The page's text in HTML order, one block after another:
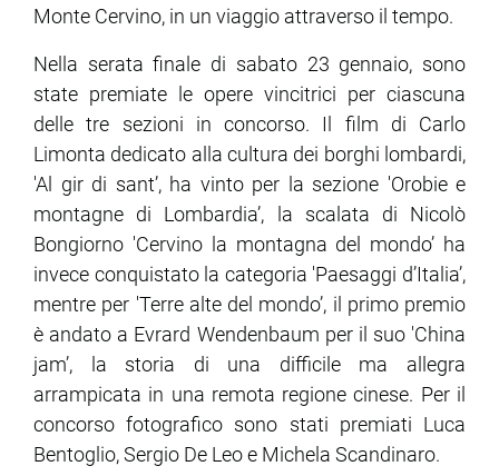
Monte Cervino, in un viaggio attraverso il tempo.
Nella serata finale di sabato 23 gennaio, sono
state premiate le opere vincitrici per ciascuna
delle tre sezioni in concorso. Il film di Carlo
Limonta dedicato alla cultura dei borghi lombardi,
'Al gir di sant’, ha vinto per la sezione 'Orobie e
montagne di Lombardia’, la scalata di Nicolò
Bongiorno 'Cervino la montagna del mondo’ ha
invece conquistato la categoria 'Paesaggi d’Italia’,
mentre per 'Terre alte del mondo’, il primo premio
è andato a Evrard Wendenbaum per il suo 'China
jam’, la storia di una difficile ma allegra
arrampicata in una remota regione cinese. Per il
concorso fotografico sono stati premiati Luca
Bentoglio, Sergio De Leo e Michela Scandinaro.